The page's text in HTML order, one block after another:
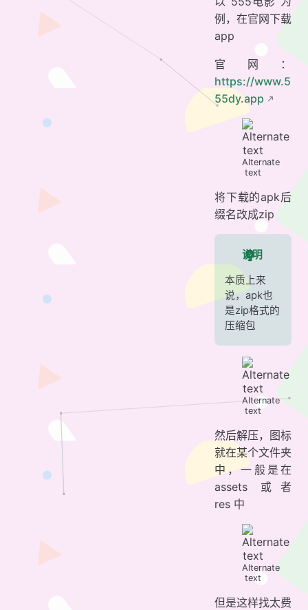
例，在官网下载
app
官网：
https://www.5
55dy.app
Alternate
text
将下载的apk后
缀名改成zip
说明
本质上来
说，apk也
是zip格式的
压缩包
Alternate
text
然后解压，图标
就在某个文件夹
中，一般是在
assets 或者
res 中
Alternate
text
但是这样找太费